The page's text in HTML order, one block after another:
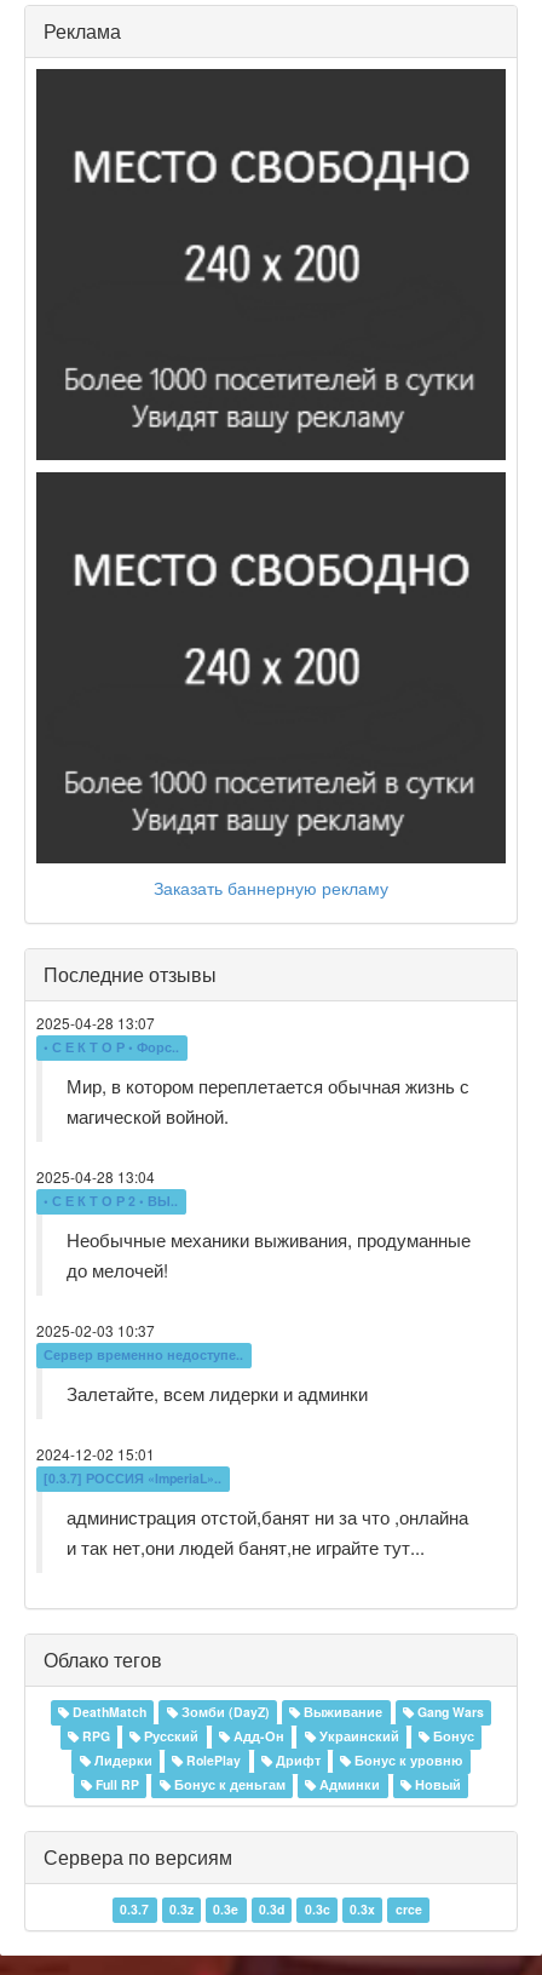
Реклама
Заказать баннерную рекламу
Последние отзывы
2025-04-28 13:07
• С Е К Т О Р • Форс..
Мир, в котором переплетается обычная жизнь с
магической войной.
2025-04-28 13:04
• С Е К Т О Р 2 • ВЫ..
Необычные механики выживания, продуманные
до мелочей!
2025-02-03 10:37
Сервер временно недоступе..
Залетайте, всем лидерки и админки
2024-12-02 15:01
[0.3.7] РОССИЯ «ImperiaL»..
администрация отстой,банят ни за что ,онлайна
и так нет,они людей банят,не играйте тут...
Облако тегов
DeathMatch Зомби (DayZ) Выживание
Gang Wars
RPG
Русский Адд-Он Украинский
Бонус
Лидерки
RolePlay Дрифт
Бонус к уровню
Full RP
Бонус к деньгам Админки Новый
Сервера по версиям
0.3.7 0.3z 0.3e 0.3d 0.3c 0.3x crce